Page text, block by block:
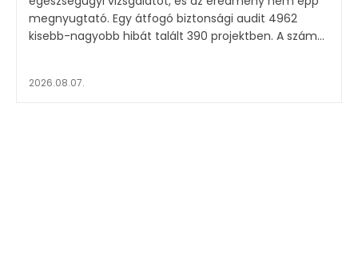
megnyugtató. Egy átfogó biztonsági audit 4962
kisebb-nagyobb hibát talált 390 projektben. A szám...
2026.08.07.